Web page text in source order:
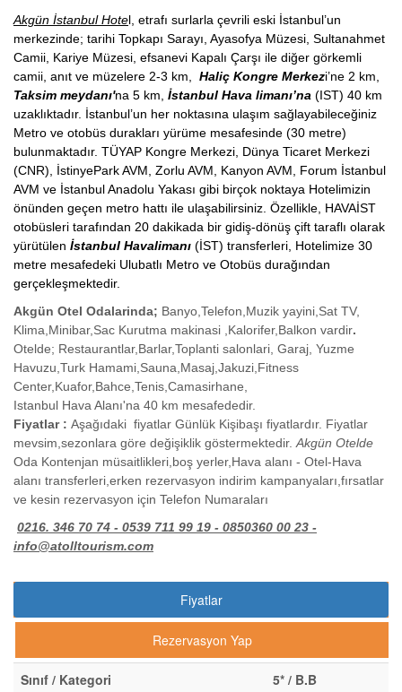
Akgün İstanbul Hotel, etrafı surlarla çevrili eski İstanbul’un
merkezinde; tarihi Topkapı Sarayı, Ayasofya Müzesi, Sultanahmet
Camii, Kariye Müzesi, efsanevi Kapalı Çarşı ile diğer görkemli
camii, anıt ve müzelere 2-3 km, Haliç Kongre Merkezi’ne 2 km,
Taksim meydanı'na 5 km, İstanbul Hava limanı’na (IST) 40 km
uzaklıktadır. İstanbul’un her noktasına ulaşım sağlayabileceğiniz
Metro ve otobüs durakları yürüme mesafesinde (30 metre)
bulunmaktadır. TÜYAP Kongre Merkezi, Dünya Ticaret Merkezi
(CNR), İstinyePark AVM, Zorlu AVM, Kanyon AVM, Forum İstanbul
AVM ve İstanbul Anadolu Yakası gibi birçok noktaya Hotelimizin
önünden geçen metro hattı ile ulaşabilirsiniz. Özellikle, HAVAİST
otobüsleri tarafından 20 dakikada bir gidiş-dönüş çift taraflı olarak
yürütülen İstanbul Havalimanı (İST) transferleri, Hotelimize 30
metre mesafedeki Ulubatlı Metro ve Otobüs durağından
gerçekleşmektedir.
Akgün Otel Odalarinda; Banyo,Telefon,Muzik yayini,Sat TV,
Klima,Minibar,Sac Kurutma makinasi ,Kalorifer,Balkon vardir.
Otelde; Restaurantlar,Barlar,Toplanti salonlari, Garaj, Yuzme
Havuzu,Turk Hamami,Sauna,Masaj,Jakuzi,Fitness
Center,Kuafor,Bahce,Tenis,Camasirhane,
Istanbul Hava Alanı'na 40 km mesafededir.
Fiyatlar : Aşağıdaki fiyatlar Günlük Kişibaşı fiyatlardır. Fiyatlar
mevsim,sezonlara göre değişiklik göstermektedir. Akgün Otelde
Oda Kontenjan müsaitlikleri,boş yerler,Hava alanı - Otel-Hava
alanı transferleri,erken rezervasyon indirim kampanyaları,fırsatlar
ve kesin rezervasyon için Telefon Numaraları
0216. 346 70 74 - 0539 711 99 19 - 0850360 00 23 -
info@atolltourism.com
Fiyatlar
Rezervasyon Yap
Sınıf / Kategori
5* / B.B